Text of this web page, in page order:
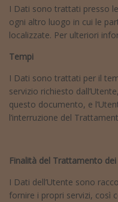
I Dati sono trattati presso
ogni altro luogo in cui le
localizzate. Per ulteriori
Tempi
I Dati sono trattati per il
servizio richiesto
questo documento, e
l’interruzione del
Finalità del Trattamento
I Dati dell’Utente sono
fornire i propri servizi, così